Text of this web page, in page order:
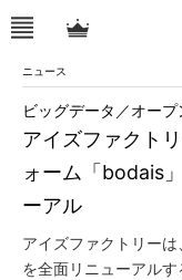
ニュース
アイズファクト
ォーム「bodais
ーアル
ビッグデータ／オー
アイズファクトリー
を全面リニューアルす